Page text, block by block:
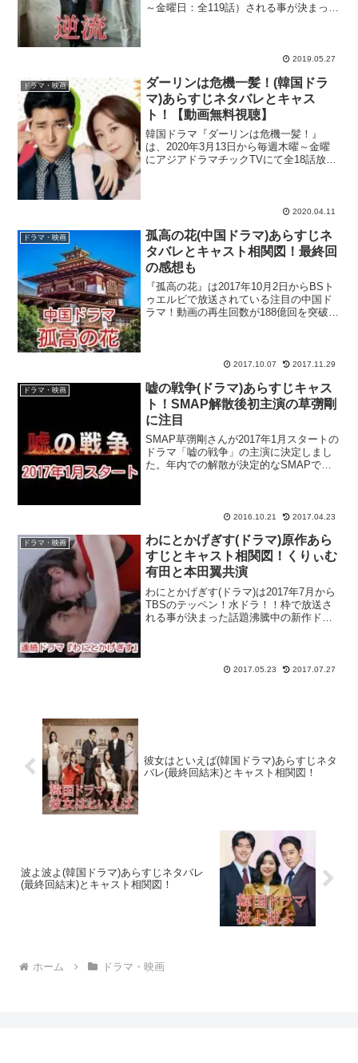
～金曜日：全119話）される事が決まった
2019.05.27
ドラマ・映画
ダーリンは危機一髪！(韓国ドラ
マ)あらすじネタバレとキャス
ト！【動画無料視聴】
韓国ドラマ『ダーリンは危機一髪！』
は、2020年3月13日から毎週木曜～金曜
にアジアドラマチックTVにて全18話放送
2020.04.11
ドラマ・映画
孤高の花(中国ドラマ)あらすじネ
タバレとキャスト相関図！最終回
の感想も
『孤高の花』は2017年10月2日からBSト
ゥエルビで放送されている注目の中国ド
ラマ！動画の再生回数が188億回を突破し
な話題を集めて... 2017.10.07 2017.11.29
ドラマ・映画
嘘の戦争(ドラマ)あらすじキャス
ト！SMAP解散後初主演の草彅剛
に注目
SMAP草彅剛さんが2017年1月スタートの
ドラマ「嘘の戦争」の主演に決定しまし
た。年内での解散が決定的なSMAPです
2016.10.21 2017.04.23
ドラマ・映画
わにとかげぎす(ドラマ)原作あら
すじとキャスト相関図！くりぃむ
有田と本田翼共演
わにとかげぎす(ドラマ)は2017年7月から
TBSのテッペン！水ドラ！！枠で放送さ
れる事が決まった話題沸騰中の新作ドラ
作を手掛けてい... 2017.05.23 2017.07.27
彼女はといえば(韓国ドラマ)あらすじネタ
バレ(最終回結末)とキャスト相関図！
波よ波よ(韓国ドラマ)あらすじネタバレ
(最終回結末)とキャスト相関図！
ホーム ドラマ・映画